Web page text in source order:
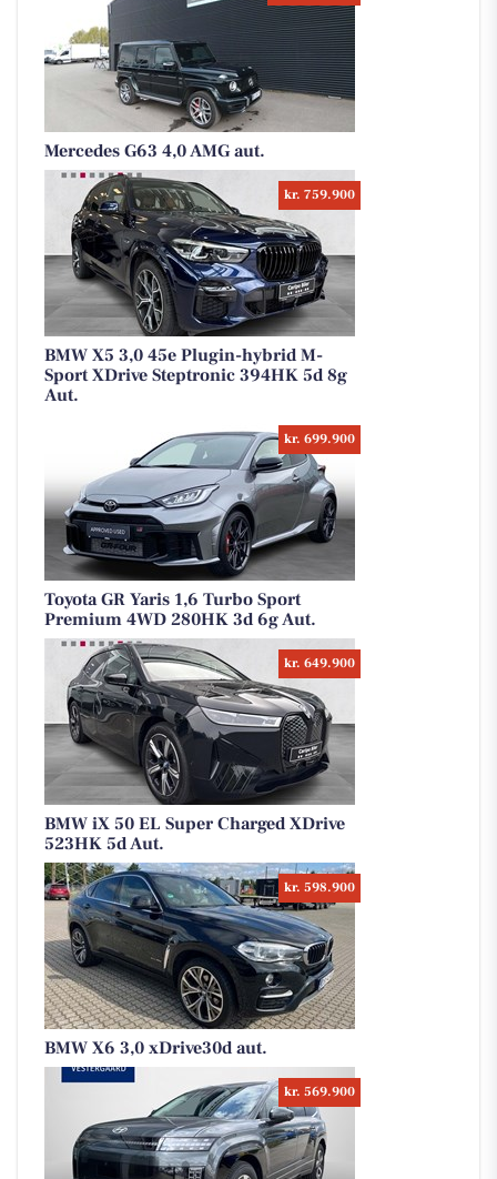
Mercedes G63 4,0 AMG aut.
kr. 759.900
BMW X5 3,0 45e Plugin-hybrid M-
Sport XDrive Steptronic 394HK 5d 8g
Aut.
kr. 699.900
Toyota GR Yaris 1,6 Turbo Sport
Premium 4WD 280HK 3d 6g Aut.
kr. 649.900
BMW iX 50 EL Super Charged XDrive
523HK 5d Aut.
kr. 598.900
BMW X6 3,0 xDrive30d aut.
kr. 569.900